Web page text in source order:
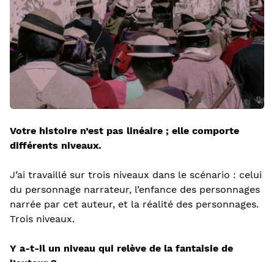
Votre histoire n’est pas linéaire ; elle comporte
différents niveaux.
J’ai travaillé sur trois niveaux dans le scénario : celui
du personnage narrateur, l’enfance des personnages
narrée par cet auteur, et la réalité des personnages.
Trois niveaux.
Y a-t-il un niveau qui relève de la fantaisie de